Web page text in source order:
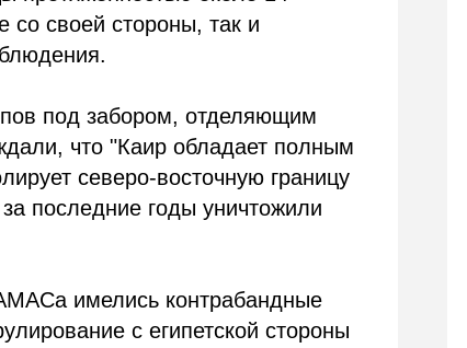
со своей стороны, так и
под забором, отделяющим
что "Каир обладает полным
северо-восточную границу
последние годы уничтожили
имелись контрабандные
с египетской стороны